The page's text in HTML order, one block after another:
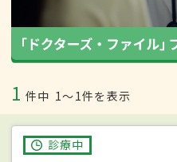
1 件中 1〜1件を表示
診療中